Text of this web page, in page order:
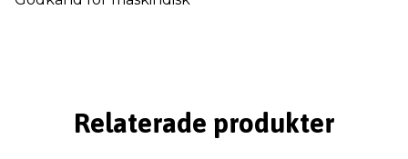
Relaterade produkter